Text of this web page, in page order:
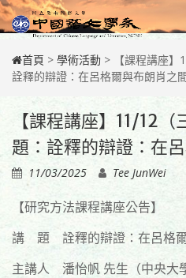
Skip
to
content
首頁 > 學術活動 >
【課程講座
詮釋的辯證：在呂格爾與布朗肖之
【課程講座】11/12
題：詮釋的辯證：在
11/03/2025 Tee JunWei
【研究方法課程講座公告】
講 題 詮釋的辯證：在呂格
主講人 潘怡帆 先生（中央大